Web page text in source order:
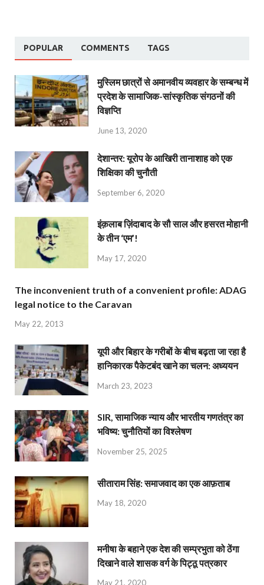
POPULAR COMMENTS TAGS
मुस्लिम छात्रों से अमानवीय व्यवहार के सम्बन्ध में
प्रदेश के सामाजिक-सांस्कृतिक संगठनों की
विज्ञप्ति
June 13, 2020
देशान्‍तर: यूरोप के आखिरी तानाशाह को एक
शिक्षिका की चुनौती
September 6, 2020
इंक़लाब ज़िंदाबाद के सौ साल और हसरत मोहानी
के तीन ‘एम’!
May 17, 2020
The inconvenient truth of a convenient profile: ADAG
legal notice to the Caravan
May 22, 2013
यूपी और बिहार के गरीबों के बीच बढ़ता जा रहा है
हानिकारक पैकेटबंद खाने का चलन: अध्ययन
March 23, 2023
SIR, सामाजिक न्याय और भारतीय गणतंत्र का
भविष्य: चुनौतियों का विश्लेषण
November 25, 2025
सीताराम सिंह: समाजवाद का एक आफ़ताब
May 18, 2020
मनीषा के बहाने एक देश की सम्प्रभुता को ठेंगा
दिखाने वाले शासक वर्ग के पिट्ठू पत्रकार
May 21, 2020